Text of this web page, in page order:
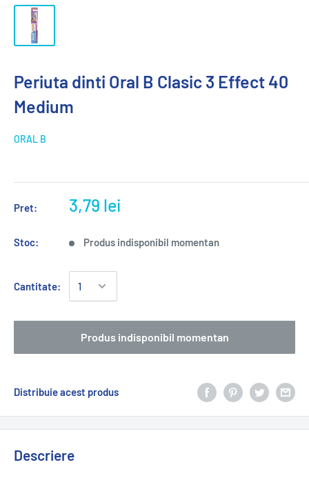
Periuta dinti Oral B Clasic 3 Effect 40
Medium
ORAL B
Pret: 3,79 lei
Stoc: Produs indisponibil momentan
Cantitate:
Produs indisponibil momentan
Distribuie acest produs
Descriere